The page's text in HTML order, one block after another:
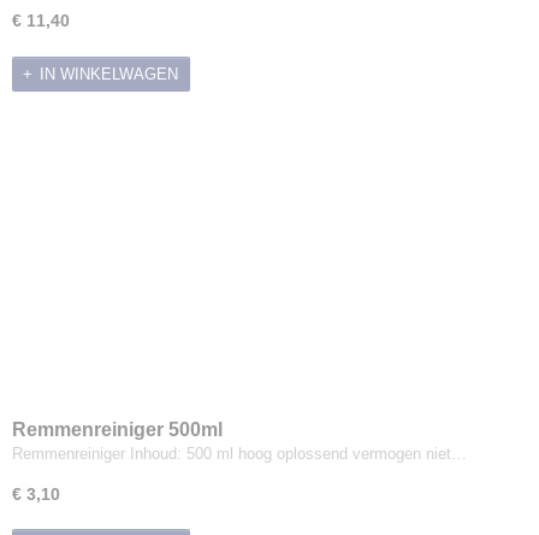
€ 11,40
IN WINKELWAGEN
Remmenreiniger 500ml
Remmenreiniger Inhoud: 500 ml hoog oplossend vermogen niet…
€ 3,10